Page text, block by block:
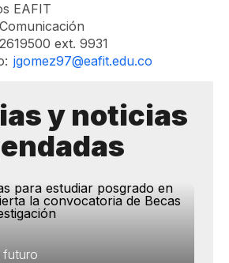
EAFIT
ext. 9931
jgomez97@eafit.edu.co
y noticias
futuro